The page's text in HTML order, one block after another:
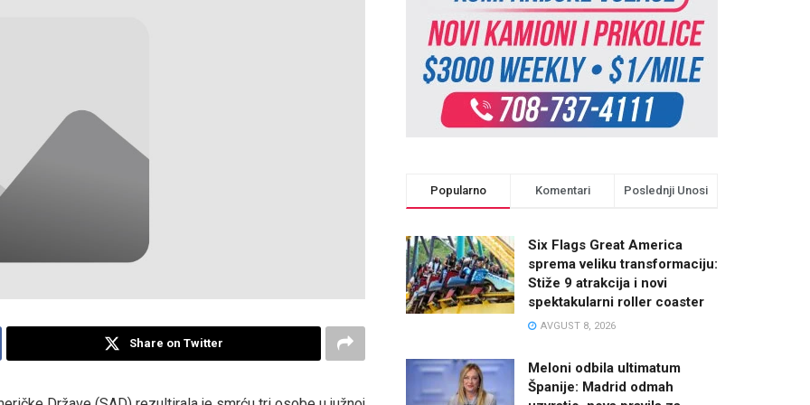
Share on Twitter
Popularno Komentari Poslednji Unosi
Six Flags Great America
sprema veliku transformaciju:
Stiže 9 atrakcija i novi
spektakularni roller coaster
AVGUST 8, 2026
Meloni odbila ultimatum
Španije: Madrid odmah